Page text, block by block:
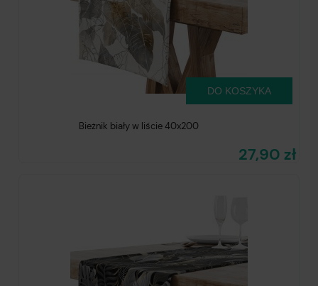
Bieżnik biały w liście 40x200
27,90 zł
DO KOSZYKA